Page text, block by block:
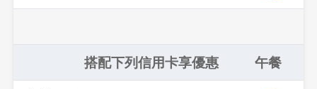
搭配下列信用卡享優惠 午餐